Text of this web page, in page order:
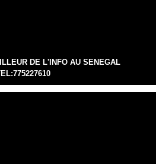
DE L'INFO AU SENEGAL